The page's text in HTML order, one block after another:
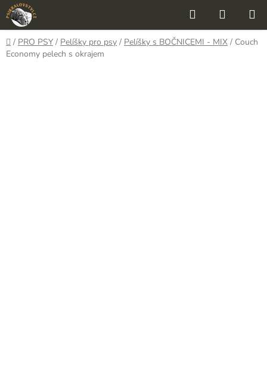
Přejít
na
obsah
Hledat
KOŠÍK
Domů
/ PRO PSY / Pelíšky pro psy / Pelíšky s BOČNICEMI - MIX / Couch
Economy pelech s okrajem